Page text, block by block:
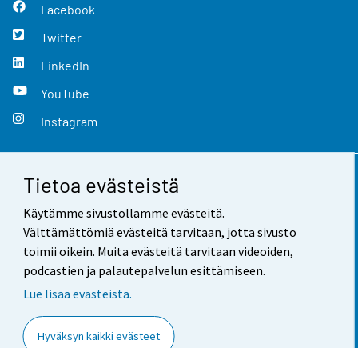
Tietoa evästeistä
Käytämme sivustollamme evästeitä.
Välttämättömiä evästeitä tarvitaan, jotta sivusto
toimii oikein. Muita evästeitä tarvitaan videoiden,
podcastien ja palautepalvelun esittämiseen.
Lue lisää evästeistä.
Hyväksyn kaikki evästeet
Facebook
Twitter
LinkedIn
YouTube
Instagram
Yhteystiedot
Palaute
Käyttöehdot
Saavutettavuus